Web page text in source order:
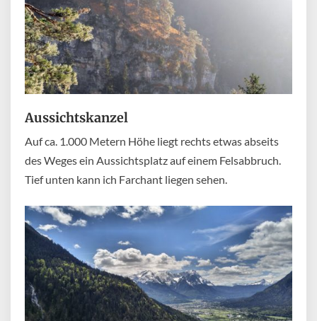
Aussichtskanzel
Auf ca. 1.000 Metern Höhe liegt rechts etwas abseits
des Weges ein Aussichtsplatz auf einem Felsabbruch.
Tief unten kann ich Farchant liegen sehen.